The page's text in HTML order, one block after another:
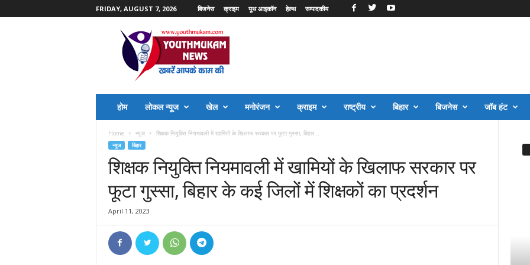
FRIDAY, AUGUST 7, 2026 बिजनेस क्राइम यूथ आइकॉन हेल्थ सम्पादकीय
होम लोकल न्यूज खेल मनोरंजन क्राइम राष्ट्रीय बिहार बिजनेस जॉब हंट
Home न्यूज शिक्षक नियुक्ति नियमावली में खामियों के खिलाफ सरकार पर फूटा गुस्सा, बिहार...
न्यूज बिहार
शिक्षक नियुक्ति नियमावली में खामियों के खिलाफ सरकार पर
फूटा गुस्सा, बिहार के कई जिलों में शिक्षकों का प्रदर्शन
April 11, 2023